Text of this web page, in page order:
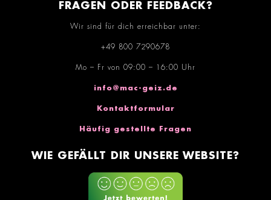
FRAGEN ODER FEEDBACK?
Wir sind für dich erreichbar unter:
+49 800 7290678
Mo – Fr von 09:00 – 16:00 Uhr
info@mac-geiz.de
Kontaktformular
Häufig gestellte Fragen
WIE GEFÄLLT DIR UNSERE WEBSITE?